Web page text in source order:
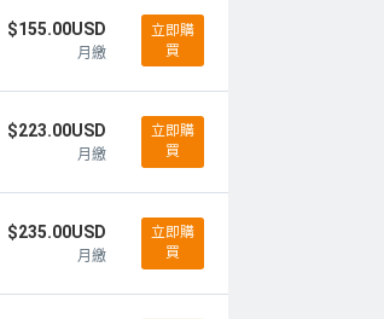
$155.00USD
月繳
立即購
買
$223.00USD
月繳
立即購
買
$235.00USD
月繳
立即購
買